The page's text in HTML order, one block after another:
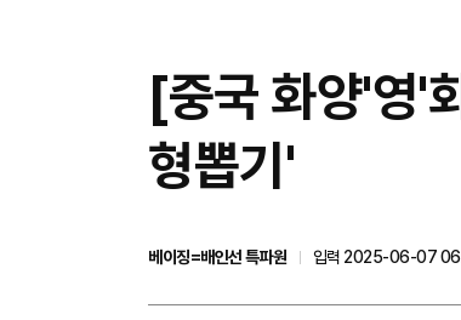
[중국 화양'영'
형뽑기'
베이징=배인선 특파원
입력 2025-06-07